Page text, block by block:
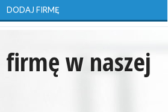
DODAJ FIRMĘ
w naszej